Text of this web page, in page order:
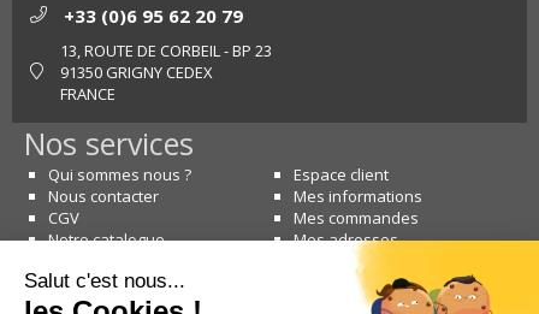
+33 (0)6 95 62 20 79
13, ROUTE DE CORBEIL - BP 23
91350 GRIGNY CEDEX
FRANCE
Nos services
Qui sommes nous ?
Nous contacter
CGV
Notre catalogue
Espace client
Mes informations
Mes commandes
Mes adresses